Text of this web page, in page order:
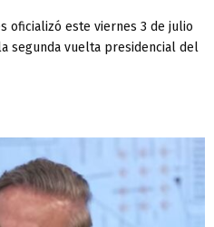
oficializó este viernes 3 de julio
segunda vuelta presidencial del